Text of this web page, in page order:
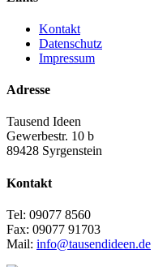
Kontakt
Datenschutz
Impressum
Adresse
Tausend Ideen
Gewerbestr. 10 b
89428 Syrgenstein
Kontakt
Tel: 09077 8560
Fax: 09077 91703
Mail: info@tausendideen.de